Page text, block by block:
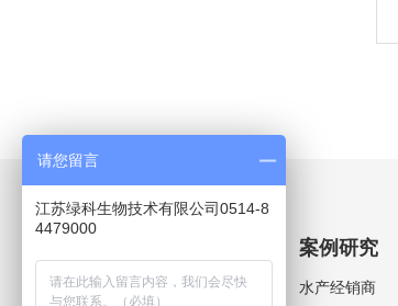
芽孢杆菌系列
案例研究
水产经销商
请您留言
江苏绿科生物技术有限公司0514-8
4479000